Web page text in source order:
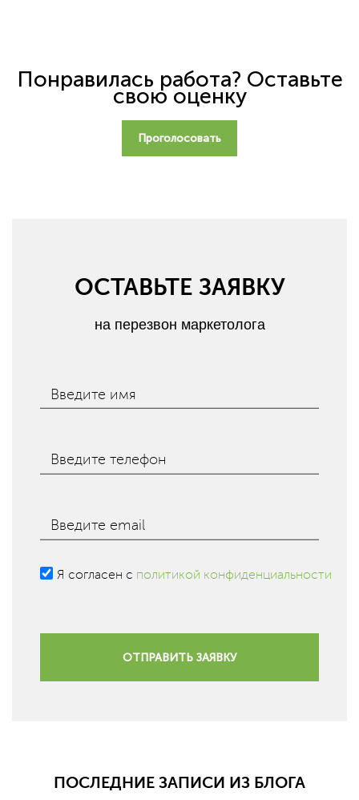
Понравилась работа? Оставьте
свою оценку
Проголосовать
ОСТАВЬТЕ ЗАЯВКУ
на перезвон маркетолога
Введите имя
Введите телефон
Введите email
Я согласен с политикой конфиденциальности
ОТПРАВИТЬ ЗАЯВКУ
ПОСЛЕДНИЕ ЗАПИСИ ИЗ БЛОГА